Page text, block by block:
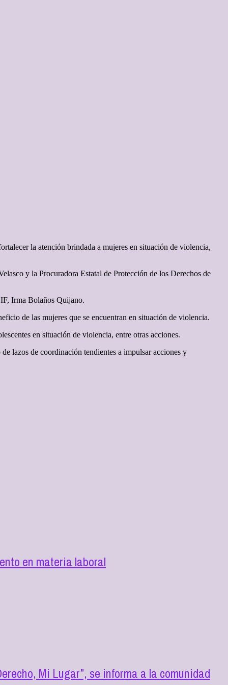
la atención brindada a mujeres en situación de violencia,
y la Procuradora Estatal de Protección de los Derechos de
Irma Bolaños Quijano.
de las mujeres que se encuentran en situación de violencia.
en situación de violencia, entre otras acciones.
lazos de coordinación tendientes a impulsar acciones y
en materia laboral
Mi Lugar”, se informa a la comunidad